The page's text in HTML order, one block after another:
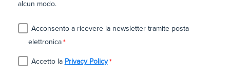
alcun modo.
Acconsento a ricevere la newsletter tramite posta
elettronica*
Accetto la Privacy Policy *